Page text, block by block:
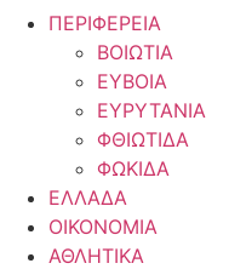
ΠΕΡΙΦΕΡΕΙΑ
ΒΟΙΩΤΙΑ
ΕΥΒΟΙΑ
ΕΥΡΥΤΑΝΙΑ
ΦΘΙΩΤΙΔΑ
ΦΩΚΙΔΑ
ΕΛΛΑΔΑ
ΟΙΚΟΝΟΜΙΑ
ΑΘΛΗΤΙΚΑ